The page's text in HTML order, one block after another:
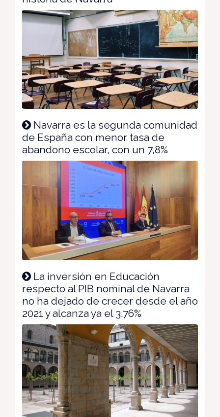
Navarra es la segunda comunidad
de España con menor tasa de
abandono escolar, con un 7,8%
La inversión en Educación
respecto al PIB nominal de Navarra
no ha dejado de crecer desde el año
2021 y alcanza ya el 3,76%